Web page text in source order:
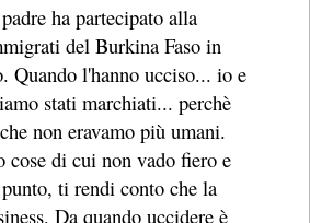
ha partecipato alla
del Burkina Faso in
Quando l'hanno ucciso... io e
stati marchiati... perchè
non eravamo più umani.
cose di cui non vado fiero e
ti rendi conto che la
Da quando uccidere è